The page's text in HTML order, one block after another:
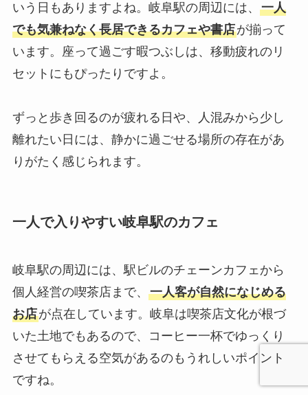
いう日もありますよね。岐阜駅の周辺には、 一人
でも気兼ねなく長居できるカフェや書店が揃って
います。座って過ごす暇つぶしは、移動疲れのリ
セットにもぴったりですよ。
ずっと歩き回るのが疲れる日や、人混みから少し
離れたい日には、静かに過ごせる場所の存在があ
りがたく感じられます。
一人で入りやすい岐阜駅のカフェ
岐阜駅の周辺には、駅ビルのチェーンカフェから
個人経営の喫茶店まで、 一人客が自然になじめる
お店が点在しています。岐阜は喫茶店文化が根づ
いた土地でもあるので、コーヒー一杯でゆっくり
させてもらえる空気があるのもうれしいポイント
ですね。